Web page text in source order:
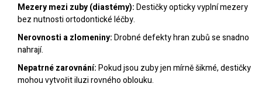
Mezery mezi zuby (diastémy):Destičky opticky vyplní mezery
bez nutnosti ortodontické léčby.
Nerovnosti a zlomeniny:Drobné defekty hran zubů se snadno
nahrají.
Nepatrné zarovnání:Pokud jsou zuby jen mírně šikmé, destičky
mohou vytvořit iluzi rovného oblouku.